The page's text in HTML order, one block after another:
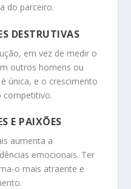
do parceiro.
DESTRUTIVAS
em vez de medir o
outros homens ou
única, e o crescimento
competitivo.
E PAIXÕES
aumenta a
emocionais. Ter
o mais atraente e